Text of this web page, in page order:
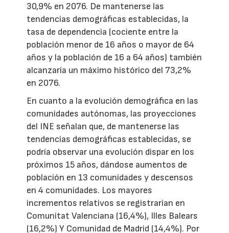
30,9% en 2076. De mantenerse las
tendencias demográficas establecidas, la
tasa de dependencia (cociente entre la
población menor de 16 años o mayor de 64
años y la población de 16 a 64 años) también
alcanzaría un máximo histórico del 73,2%
en 2076.
En cuanto a la evolución demográfica en las
comunidades autónomas, las proyecciones
del INE señalan que, de mantenerse las
tendencias demográficas establecidas, se
podría observar una evolución dispar en los
próximos 15 años, dándose aumentos de
población en 13 comunidades y descensos
en 4 comunidades. Los mayores
incrementos relativos se registrarían en
Comunitat Valenciana (16,4%), Illes Balears
(16,2%) Y Comunidad de Madrid (14,4%). Por